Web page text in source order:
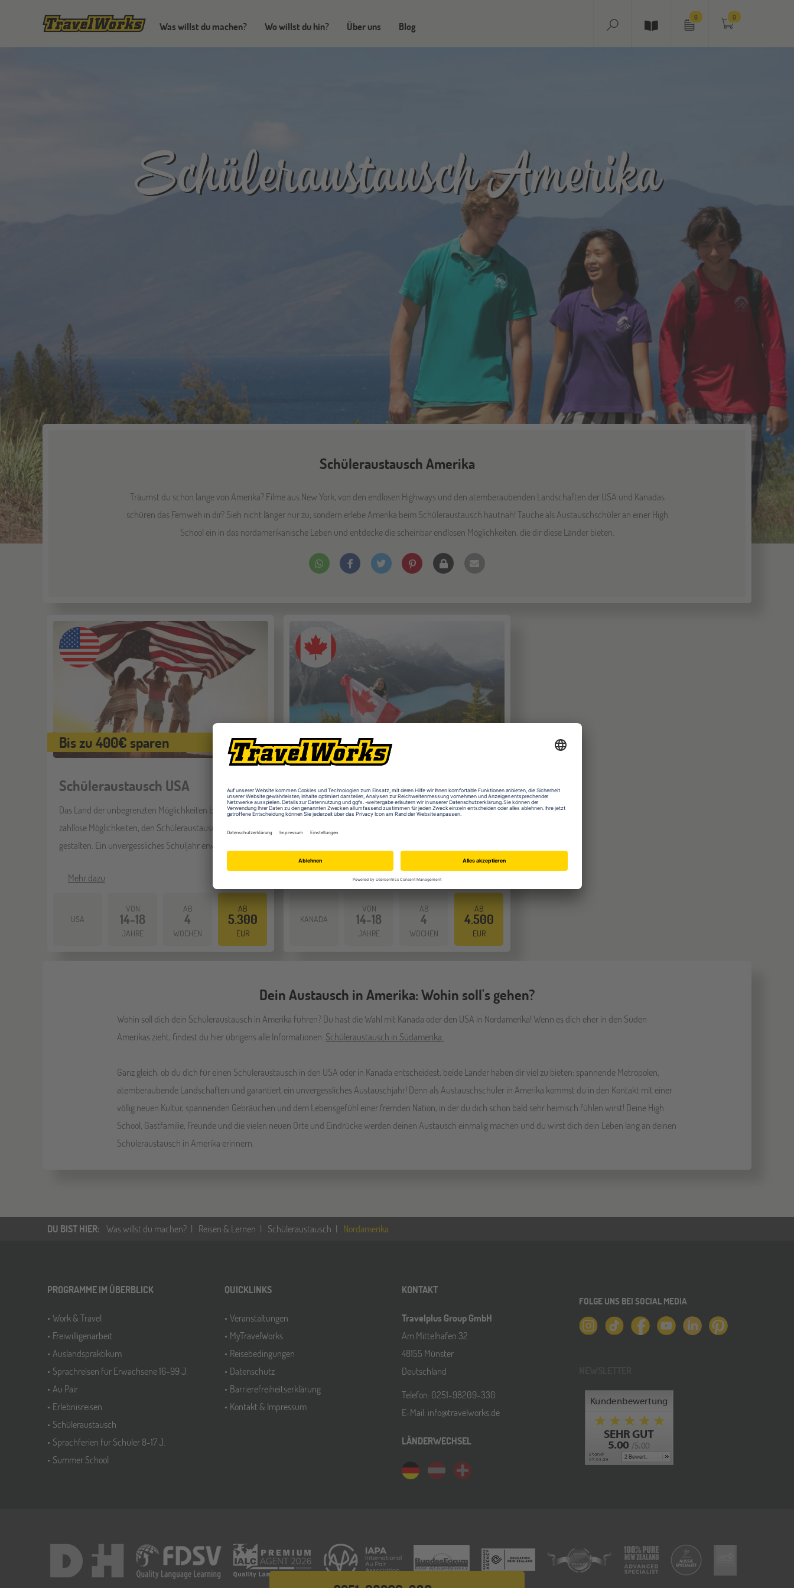
Was willst du machen? Wo willst du hin? Über uns Blog
0 0
Schüleraustausch Amerika
Schüleraustausch Amerika
Träumst du schon lange von Amerika? Filme aus New York, von den endlosen Highways und den atemberaubenden Landschaften der USA und Kanadas
schüren das Fernweh in dir? Sieh nicht länger nur zu, sondern erlebe Amerika beim Schüleraustausch hautnah! Tauche als Austauschschüler an einer High
School ein in das nordamerikanische Leben und entdecke die scheinbar endlosen Möglichkeiten, die dir diese Länder bieten.
Bis zu 400€ sparen
Schüleraustausch USA
Das Land der unbegrenzten Möglichkeiten bietet dir
zahllose Möglichkeiten, den Schüleraustausch zu
gestalten. Ein unvergessliches Schuljahr erwartet dich!
Mehr dazu
USA
VON
14-18
JAHRE
AB
4
WOCHEN
AB
5.300
EUR
120 € Frühbucherrabatt
Schüleraustausch Kanada
Kanada wird dich mit seiner Multikulturalität und den
KANADA
VON
14-18
JAHRE
AB
4
WOCHEN
AB
4.500
EUR
Dein Austausch in Amerika: Wohin soll's gehen?
Wohin soll dich dein Schüleraustausch in Amerika führen? Du hast die Wahl mit Kanada oder den USA in Nordamerika! Wenn es dich eher in den Süden
Amerikas zieht, findest du hier übrigens alle Informationen: Schüleraustausch in Südamerika.
Ganz gleich, ob du dich für einen Schüleraustausch in den USA oder in Kanada entscheidest, beide Länder haben dir viel zu bieten: spannende Metropolen,
atemberaubende Landschaften und garantiert ein unvergessliches Austauschjahr! Denn als Austauschschüler in Amerika kommst du in den Kontakt mit einer
völlig neuen Kultur, spannenden Gebräuchen und dem Lebensgefühl einer fremden Nation, in der du dich schon bald sehr heimisch fühlen wirst! Deine High
School, Gastfamilie, Freunde und die vielen neuen Orte und Eindrücke werden deinen Austausch einmalig machen und du wirst dich dein Leben lang an deinen
Schüleraustausch in Amerika erinnern.
DU BIST HIER: Was willst du machen? Reisen & Lernen Schüleraustausch Nordamerika
PROGRAMME IM ÜBERBLICK
Work & Travel
Freiwilligenarbeit
Auslandspraktikum
Sprachreisen für Erwachsene 16-99 J.
Au Pair
Erlebnisreisen
Schüleraustausch
Sprachferien für Schüler 8-17 J.
Summer School
QUICKLINKS
Veranstaltungen
MyTravelWorks
Reisebedingungen
Datenschutz
Barrierefreiheitserklärung
Kontakt & Impressum
KONTAKT
Travelplus Group GmbH
Am Mittelhafen 32
48155 Münster
Deutschland
Telefon: 0251-98209-330
E-Mail: info@travelworks.de
LÄNDERWECHSEL
FOLGE UNS BEI SOCIAL MEDIA